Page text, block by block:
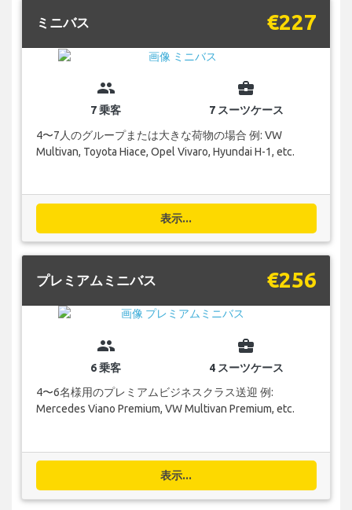
ミニバス €227
group
7 乗客
business_center
7 スーツケース
4〜7人のグループまたは大きな荷物の場合 例: VW
Multivan, Toyota Hiace, Opel Vivaro, Hyundai H-1, etc.
表示...
プレミアムミニバス €256
group
6 乗客
business_center
4 スーツケース
4〜6名様用のプレミアムビジネスクラス送迎 例:
Mercedes Viano Premium, VW Multivan Premium, etc.
表示...